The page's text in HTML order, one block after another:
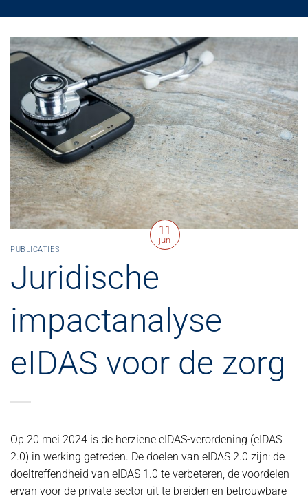
11
jun
PUBLICATIES
Juridische
impactanalyse
eIDAS voor de zorg
Op 20 mei 2024 is de herziene eIDAS-verordening (eIDAS
2.0) in werking getreden. De doelen van eIDAS 2.0 zijn: de
doeltreffendheid van eIDAS 1.0 te verbeteren, de voordelen
ervan voor de private sector uit te breiden en betrouwbare